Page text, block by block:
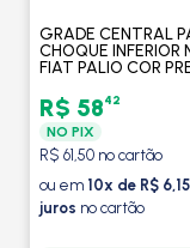
GRADE CENTRAL
CHOQUE INFERIOR
FIAT PALIO COR
R$ 5842
NO PIX
R$ 61,50 no cartão
ou em 10x de R$
juros no cartão